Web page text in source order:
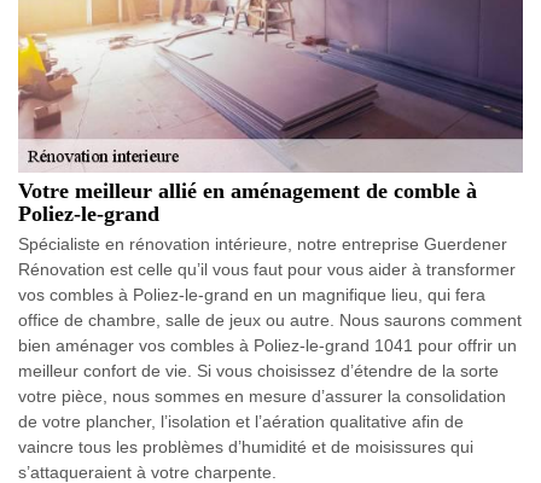
Votre meilleur allié en aménagement de comble à
Poliez-le-grand
Spécialiste en rénovation intérieure, notre entreprise Guerdener
Rénovation est celle qu’il vous faut pour vous aider à transformer
vos combles à Poliez-le-grand en un magnifique lieu, qui fera
office de chambre, salle de jeux ou autre. Nous saurons comment
bien aménager vos combles à Poliez-le-grand 1041 pour offrir un
meilleur confort de vie. Si vous choisissez d’étendre de la sorte
votre pièce, nous sommes en mesure d’assurer la consolidation
de votre plancher, l’isolation et l’aération qualitative afin de
vaincre tous les problèmes d’humidité et de moisissures qui
s’attaqueraient à votre charpente.